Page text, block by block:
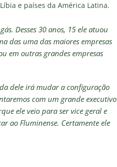
e países da América Latina.
Desses 30 anos, 15 ele atuou
das uma das maiores empresas
em outras grandes empresas
dele irá mudar a configuração
com um grande executivo
ele veio para ser vice geral e
ao Fluminense. Certamente ele